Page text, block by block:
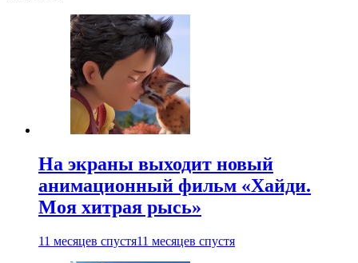
На экраны выходит новый
анимационный фильм «Хайди.
Моя хитрая рысь»
11 месяцев спустя11 месяцев спустя